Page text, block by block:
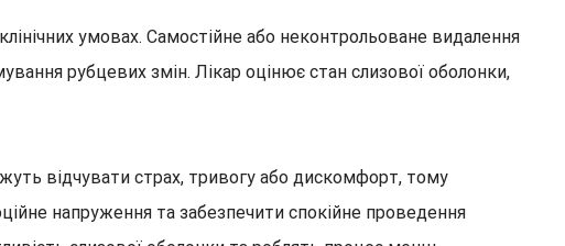
умовах. Самостійне або неконтрольоване видалення
рубцевих змін. Лікар оцінює стан слизової оболонки,
відчувати страх, тривогу або дискомфорт, тому
напруження та забезпечити спокійне проведення